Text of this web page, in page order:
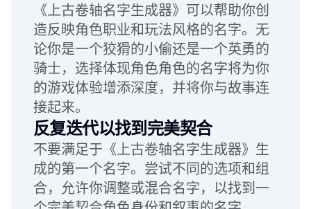
《上古卷轴名字生成器》可以帮助你创
造反映角色职业和玩法风格的名字。无
论你是一个狡猾的小偷还是一个英勇的
骑士，选择体现角色角色的名字将为你
的游戏体验增添深度，并将你与故事连
接起来。
反复迭代以找到完美契合
不要满足于《上古卷轴名字生成器》生
成的第一个名字。尝试不同的选项和组
合，允许你调整或混合名字，以找到一